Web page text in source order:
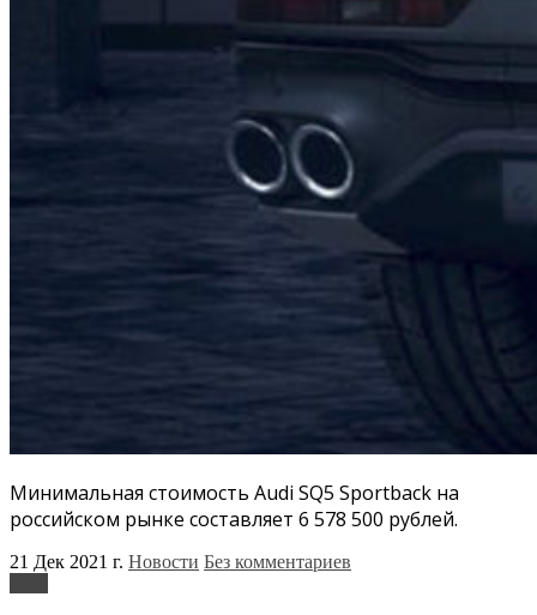
Минимальная стоимость Audi SQ5 Sportback на
российском рынке составляет 6 578 500 рублей.
21 Дек 2021 г. Новости Без комментариев